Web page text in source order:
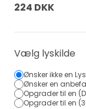
224 DKK
Vælg lyskilde
Ønsker ikke en
Ønsker en
Opgrader til en
Opgrader til en